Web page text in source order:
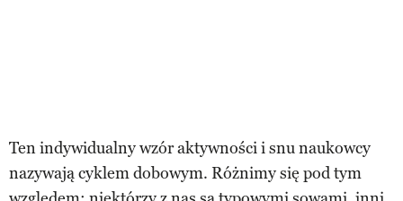
Ten indywidualny wzór aktywności i snu naukowcy
nazywają cyklem dobowym. Różnimy się pod tym